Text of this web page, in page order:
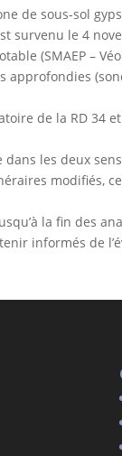
de sous-sol
survenu le 4
(SMAEP –
approfondies
de la RD 34
les deux
modifiés,
la fin des
informés de